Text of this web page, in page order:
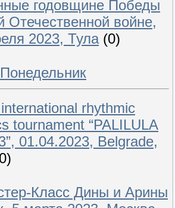
годовщине Победы
Отечественной войне,
2023, Тула (0)
rhythmic
tournament “PALILULA
01.04.2023, Belgrade,
Класс Дины и Арины